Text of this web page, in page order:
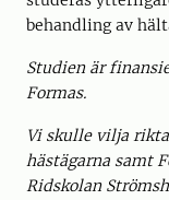
behandling av
Studien är
Formas.
Vi skulle vilja
hästägarna samt
Ridskolan